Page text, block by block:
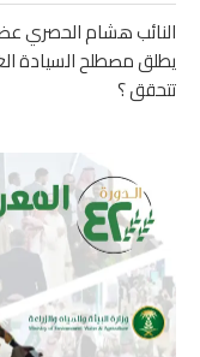
النائب هشام الحصري
يطلق مصطلح السيادة
تتحقق ؟